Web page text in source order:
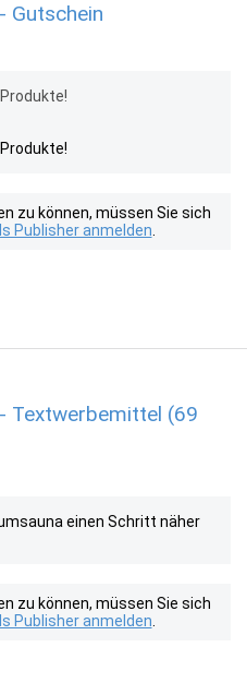
Gutschein
zu können, müssen Sie sich
Publisher anmelden
Textwerbemittel (69
einen Schritt näher
zu können, müssen Sie sich
Publisher anmelden